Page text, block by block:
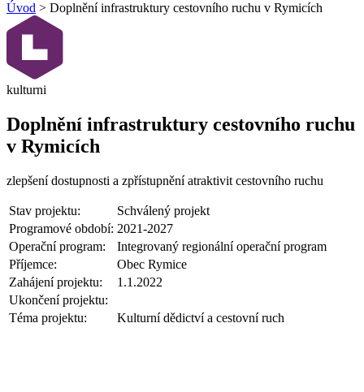
Úvod > Doplnění infrastruktury cestovního ruchu v Rymicích
kulturni
Doplnění infrastruktury cestovního ruchu
v Rymicích
zlepšení dostupnosti a zpřístupnění atraktivit cestovního ruchu
Stav projektu:
Schválený projekt
Programové období: 2021-2027
Operační program:
Integrovaný regionální operační program
Příjemce:
Obec Rymice
Zahájení projektu:
1.1.2022
Ukončení projektu:
Téma projektu:
Kulturní dědictví a cestovní ruch